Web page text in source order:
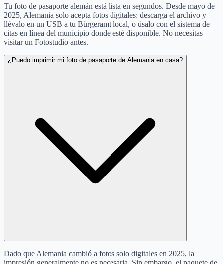
Tu foto de pasaporte alemán está lista en segundos. Desde mayo de
2025, Alemania solo acepta fotos digitales: descarga el archivo y
llévalo en un USB a tu Bürgeramt local, o úsalo con el sistema de
citas en línea del municipio donde esté disponible. No necesitas
visitar un Fotostudio antes.
¿Puedo imprimir mi foto de pasaporte de Alemania en casa?
Dado que Alemania cambió a fotos solo digitales en 2025, la
impresión generalmente no es necesaria. Sin embargo, el paquete de